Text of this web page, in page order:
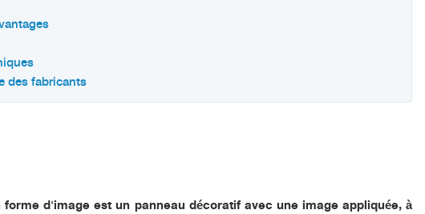
des fabricants
d'image est un panneau décoratif avec une image appliquée, à